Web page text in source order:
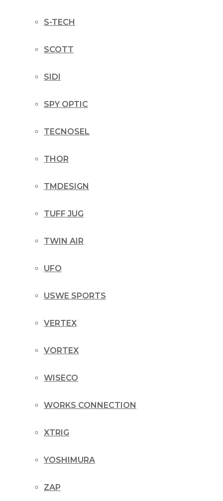
S-TECH
SCOTT
SIDI
SPY OPTIC
TECNOSEL
THOR
TMDESIGN
TUFF JUG
TWIN AIR
UFO
USWE SPORTS
VERTEX
VORTEX
WISECO
WORKS CONNECTION
XTRIG
YOSHIMURA
ZAP